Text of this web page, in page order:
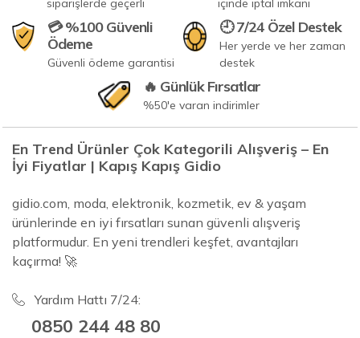
siparişlerde geçerli
içinde iptal imkanı
💳 %100 Güvenli
Ödeme
Güvenli ödeme garantisi
🕘 7/24 Özel Destek
Her yerde ve her zaman
destek
🔥 Günlük Fırsatlar
%50'e varan indirimler
En Trend Ürünler Çok Kategorili Alışveriş – En
İyi Fiyatlar | Kapış Kapış Gidio
gidio.com, moda, elektronik, kozmetik, ev & yaşam
ürünlerinde en iyi fırsatları sunan güvenli alışveriş
platformudur. En yeni trendleri keşfet, avantajları
kaçırma! 🚀
Yardım Hattı 7/24:
0850 244 48 80